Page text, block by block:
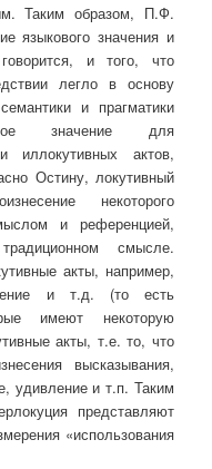
Таким образом, П.Ф.
языкового значения и
и того, что
легло в основу
и прагматики
значение для
иллокутивных актов,
Остину, локутивный
некоторого
и референцией,
смысле.
акты, например,
и т.д. (то есть
имеют некоторую
акты, т.е. то, что
высказывания,
удивление и т.п. Таким
представляют
«использования